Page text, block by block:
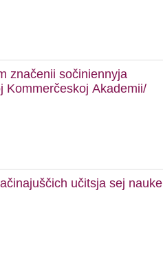
značenii sočiniennyja
Kommerčeskoj Akademii/
učitsja sej nauke